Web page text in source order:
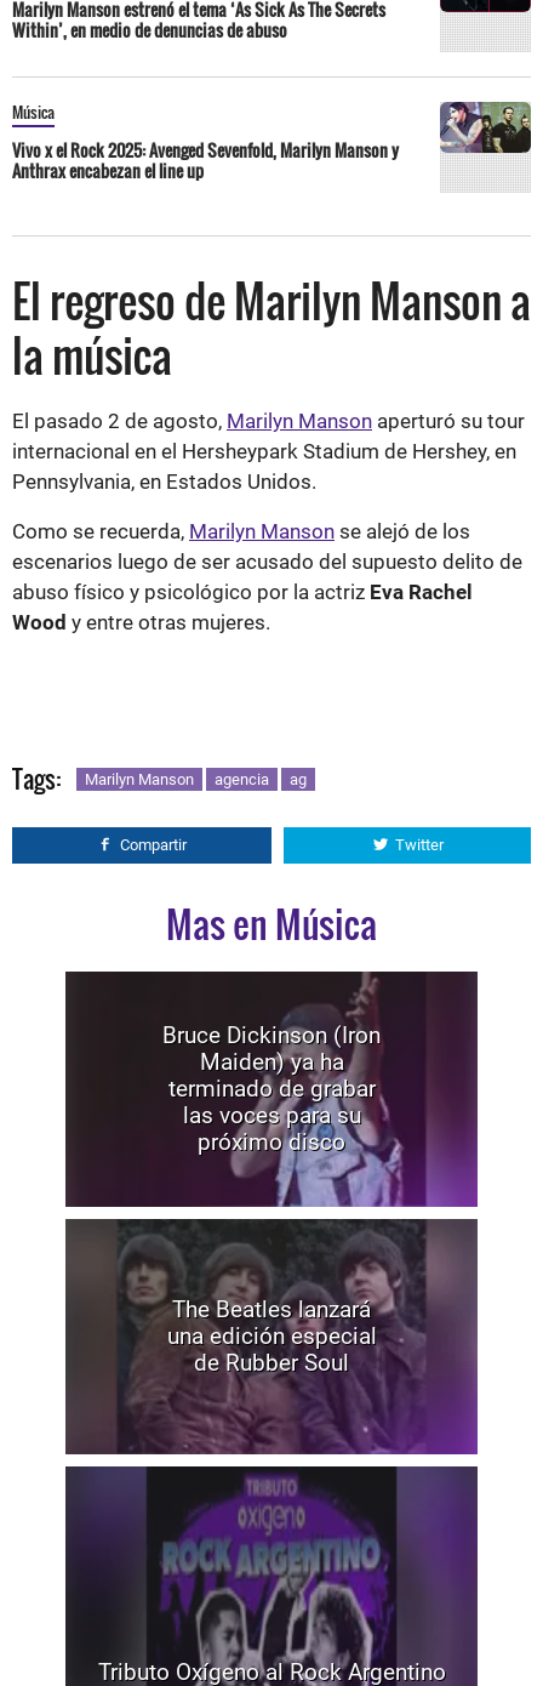
Marilyn Manson estrenó el tema ‘As Sick As The Secrets
Within’, en medio de denuncias de abuso
Música
Vivo x el Rock 2025: Avenged Sevenfold, Marilyn Manson y
Anthrax encabezan el line up
El regreso de Marilyn Manson a
la música
El pasado 2 de agosto, Marilyn Manson aperturó su tour
internacional en el Hersheypark Stadium de Hershey, en
Pennsylvania, en Estados Unidos.
Como se recuerda, Marilyn Manson se alejó de los
escenarios luego de ser acusado del supuesto delito de
abuso físico y psicológico por la actriz Eva Rachel
Wood y entre otras mujeres.
Tags: Marilyn Manson agencia ag
Compartir Twitter
Mas en Música
Bruce Dickinson (Iron
Maiden) ya ha
terminado de grabar
las voces para su
próximo disco
The Beatles lanzará
una edición especial
de Rubber Soul
Tributo Oxígeno al Rock Argentino